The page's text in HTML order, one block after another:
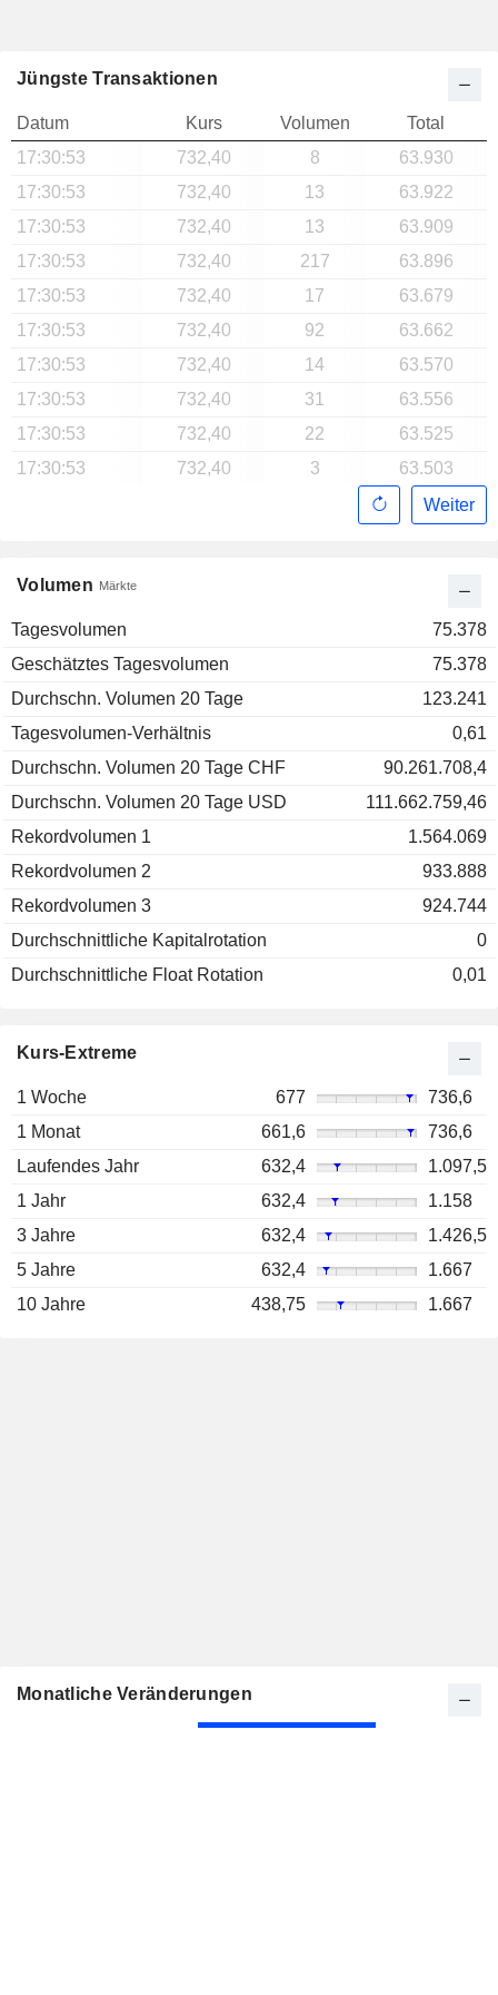
Volumen Märkte
Tagesvolumen
75.378
Geschätztes Tagesvolumen
75.378
Durchschn. Volumen 20 Tage
123.241
Tagesvolumen-Verhältnis
0,61
Durchschn. Volumen 20 Tage CHF
90.261.708,4
Durchschn. Volumen 20 Tage USD
111.662.759,46
Rekordvolumen 1
1.564.069
Rekordvolumen 2
933.888
Rekordvolumen 3
924.744
Durchschnittliche Kapitalrotation
0
Durchschnittliche Float Rotation
0,01
Jüngste Transaktionen
Datum Kurs Volumen
Total
17:30:53
732,40 8
63.930
17:30:53
732,40 13
63.922
17:30:53
732,40 13
63.909
17:30:53
732,40 217
63.896
17:30:53
732,40 17
63.679
17:30:53
732,40 92
63.662
17:30:53
732,40 14
63.570
17:30:53
732,40 31
63.556
17:30:53
732,40 22
63.525
17:30:53
732,40 3
63.503
Weiter
Kurs-Extreme
1 Woche 677
736,6
1 Monat
661,6
736,6
Laufendes Jahr
632,4
1.097,5
1 Jahr
632,4
1.158
3 Jahre
632,4
1.426,5
5 Jahre
632,4
1.667
10 Jahre
438,75 1.667
Monatliche Veränderungen